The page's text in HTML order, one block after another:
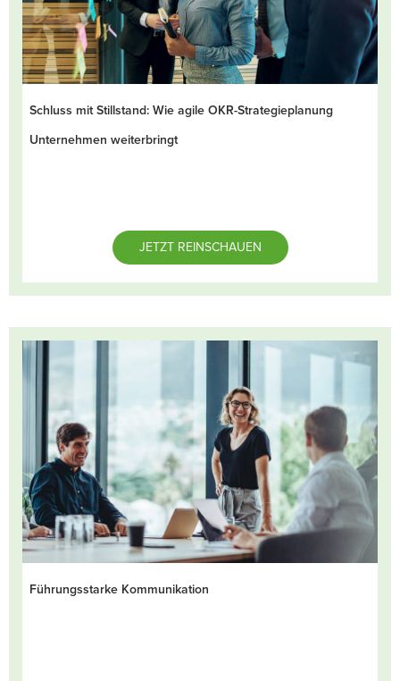
Schluss mit Stillstand: Wie agile OKR-Strategieplanung
Unternehmen weiterbringt
JETZT REINSCHAUEN
Führungsstarke Kommunikation